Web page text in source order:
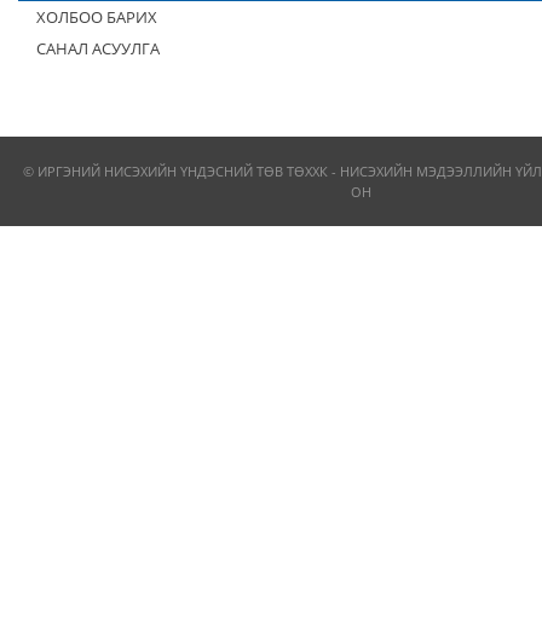
ХОЛБОО БАРИХ
САНАЛ АСУУЛГА
© ИРГЭНИЙ НИСЭХИЙН ҮНДЭСНИЙ ТӨВ ТӨХХК - НИСЭХИЙН МЭДЭЭЛЛИЙН
ОН